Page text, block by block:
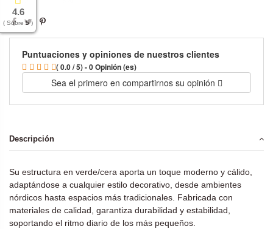
4.6
( Sobre 5 )
Puntuaciones y opiniones de nuestros clientes
( 0.0 / 5) - 0 Opinión (es)
Sea el primero en compartirnos su opinión
Descripción
Su estructura en verde/cera aporta un toque moderno y cálido,
adaptándose a cualquier estilo decorativo, desde ambientes
nórdicos hasta espacios más tradicionales. Fabricada con
materiales de calidad, garantiza durabilidad y estabilidad,
soportando el ritmo diario de los más pequeños.